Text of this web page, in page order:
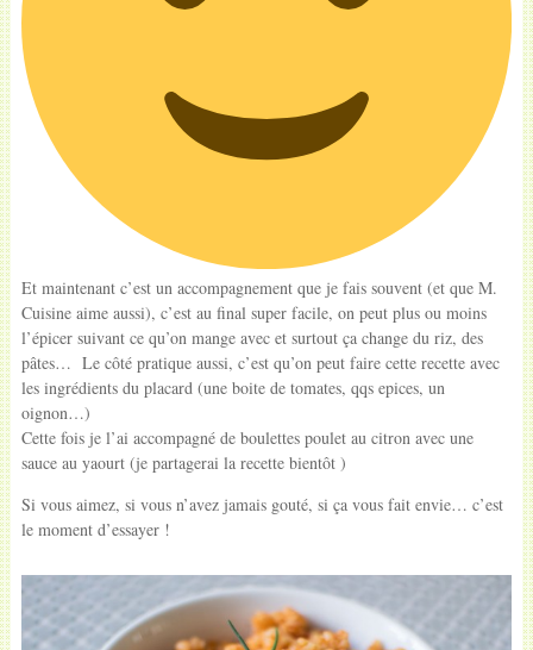
Et maintenant c’est un accompagnement que je fais souvent (et que M.
Cuisine aime aussi), c’est au final super facile, on peut plus ou moins
l’épicer suivant ce qu’on mange avec et surtout ça change du riz, des
pâtes… Le côté pratique aussi, c’est qu’on peut faire cette recette avec
les ingrédients du placard (une boite de tomates, qqs epices, un
oignon…)
Cette fois je l’ai accompagné de boulettes poulet au citron avec une
sauce au yaourt (je partagerai la recette bientôt )
Si vous aimez, si vous n’avez jamais gouté, si ça vous fait envie… c’est
le moment d’essayer !